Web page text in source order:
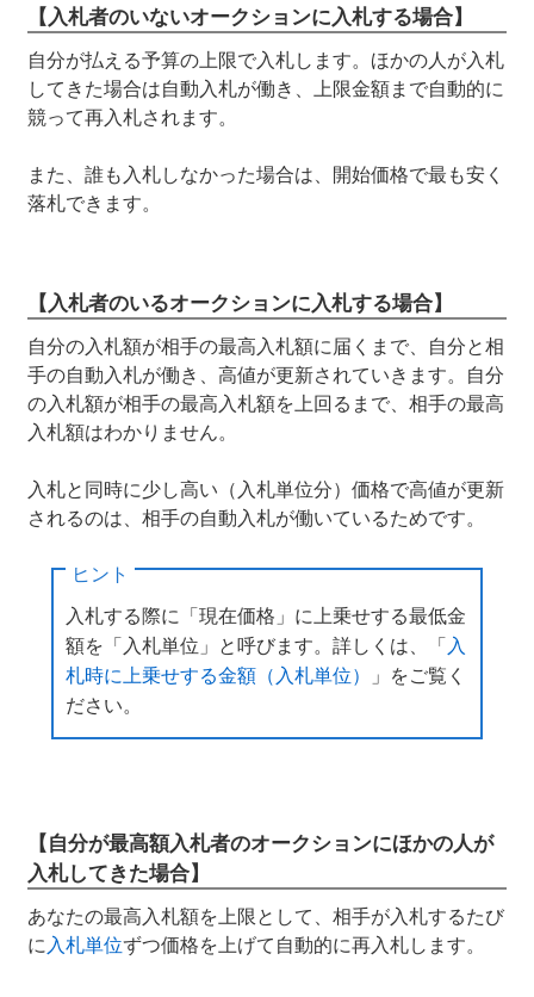
【入札者のいないオークションに入札する場合】
自分が払える予算の上限で入札します。ほかの人が入札
してきた場合は自動入札が働き、上限金額まで自動的に
競って再入札されます。
また、誰も入札しなかった場合は、開始価格で最も安く
落札できます。
【入札者のいるオークションに入札する場合】
自分の入札額が相手の最高入札額に届くまで、自分と相
手の自動入札が働き、高値が更新されていきます。自分
の入札額が相手の最高入札額を上回るまで、相手の最高
入札額はわかりません。
入札と同時に少し高い（入札単位分）価格で高値が更新
されるのは、相手の自動入札が働いているためです。
ヒント
入札する際に「現在価格」に上乗せする最低金
額を「入札単位」と呼びます。詳しくは、「入
札時に上乗せする金額（入札単位）
」をご覧く
ださい。
【自分が最高額入札者のオークションにほかの人が
入札してきた場合】
あなたの最高入札額を上限として、相手が入札するたび
に入札単位ずつ価格を上げて自動的に再入札します。